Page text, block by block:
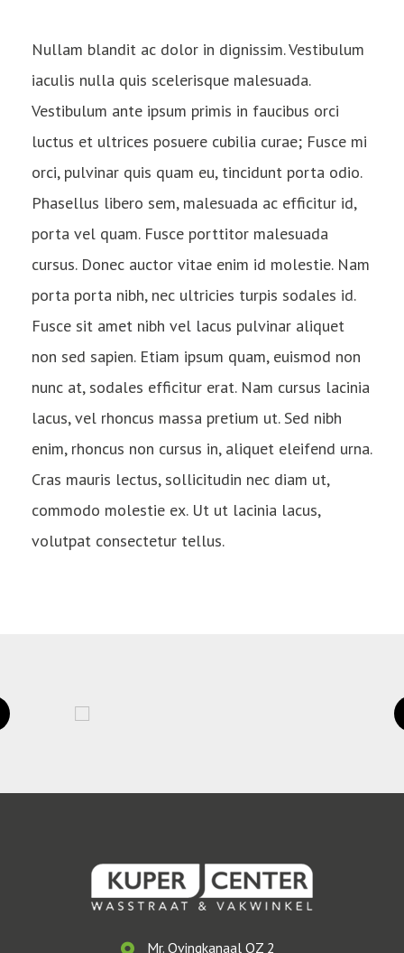
Nullam blandit ac dolor in dignissim. Vestibulum
iaculis nulla quis scelerisque malesuada.
Vestibulum ante ipsum primis in faucibus orci
luctus et ultrices posuere cubilia curae; Fusce mi
orci, pulvinar quis quam eu, tincidunt porta odio.
Phasellus libero sem, malesuada ac efficitur id,
porta vel quam. Fusce porttitor malesuada
cursus. Donec auctor vitae enim id molestie. Nam
porta porta nibh, nec ultricies turpis sodales id.
Fusce sit amet nibh vel lacus pulvinar aliquet
non sed sapien. Etiam ipsum quam, euismod non
nunc at, sodales efficitur erat. Nam cursus lacinia
lacus, vel rhoncus massa pretium ut. Sed nibh
enim, rhoncus non cursus in, aliquet eleifend urna.
Cras mauris lectus, sollicitudin nec diam ut,
commodo molestie ex. Ut ut lacinia lacus,
volutpat consectetur tellus.
Mr. Ovingkanaal OZ 2